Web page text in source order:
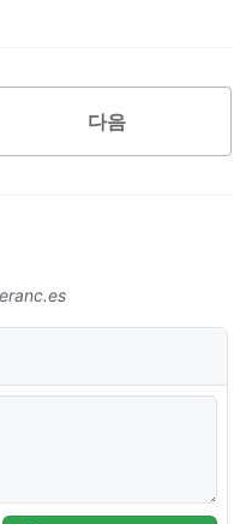
다음